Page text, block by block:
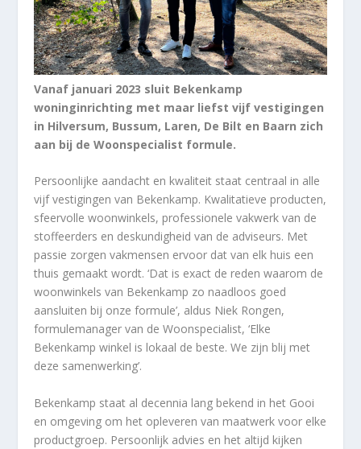
Vanaf januari 2023 sluit Bekenkamp
woninginrichting met maar liefst vijf vestigingen
in Hilversum, Bussum, Laren, De Bilt en Baarn zich
aan bij de Woonspecialist formule.
Persoonlijke aandacht en kwaliteit staat centraal in alle
vijf vestigingen van Bekenkamp. Kwalitatieve producten,
sfeervolle woonwinkels, professionele vakwerk van de
stoffeerders en deskundigheid van de adviseurs. Met
passie zorgen vakmensen ervoor dat van elk huis een
thuis gemaakt wordt. ‘Dat is exact de reden waarom de
woonwinkels van Bekenkamp zo naadloos goed
aansluiten bij onze formule’, aldus Niek Rongen,
formulemanager van de Woonspecialist, ‘Elke
Bekenkamp winkel is lokaal de beste. We zijn blij met
deze samenwerking’.
Bekenkamp staat al decennia lang bekend in het Gooi
en omgeving om het opleveren van maatwerk voor elke
productgroep. Persoonlijk advies en het altijd kijken